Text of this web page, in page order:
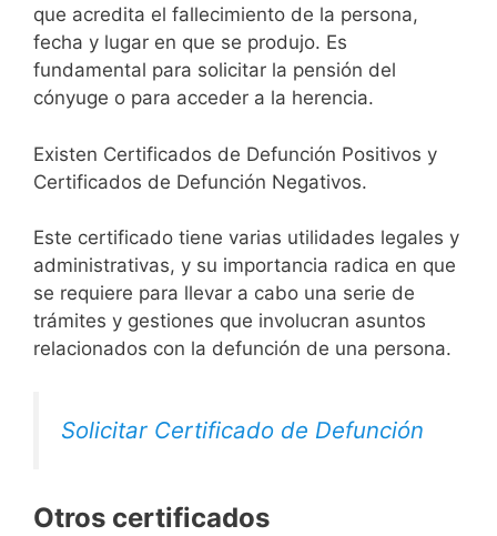
que acredita el fallecimiento de la persona,
fecha y lugar en que se produjo. Es
fundamental para solicitar la pensión del
cónyuge o para acceder a la herencia.
Existen Certificados de Defunción Positivos y
Certificados de Defunción Negativos.
Este certificado tiene varias utilidades legales y
administrativas, y su importancia radica en que
se requiere para llevar a cabo una serie de
trámites y gestiones que involucran asuntos
relacionados con la defunción de una persona.
Solicitar Certificado de Defunción
Otros certificados